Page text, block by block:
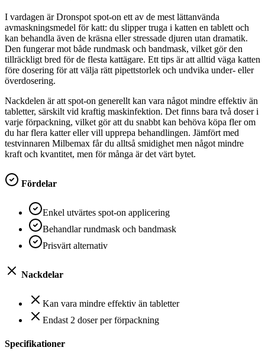
I vardagen är Dronspot spot-on ett av de mest lättanvända
avmaskningsmedel för katt: du slipper truga i katten en tablett och
kan behandla även de kräsna eller stressade djuren utan dramatik.
Den fungerar mot både rundmask och bandmask, vilket gör den
tillräckligt bred för de flesta kattägare. Ett tips är att alltid väga katten
före dosering för att välja rätt pipettstorlek och undvika under- eller
överdosering.
Nackdelen är att spot-on generellt kan vara något mindre effektiv än
tabletter, särskilt vid kraftig maskinfektion. Det finns bara två doser i
varje förpackning, vilket gör att du snabbt kan behöva köpa fler om
du har flera katter eller vill upprepa behandlingen. Jämfört med
testvinnaren Milbemax får du alltså smidighet men något mindre
kraft och kvantitet, men för många är det värt bytet.
Fördelar
Enkel utvärtes spot-on applicering
Behandlar rundmask och bandmask
Prisvärt alternativ
Nackdelar
Kan vara mindre effektiv än tabletter
Endast 2 doser per förpackning
Specifikationer